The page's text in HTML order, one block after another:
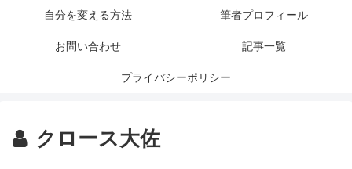
自分を変える方法 筆者プロフィール
お問い合わせ 記事一覧
プライバシーポリシー
クロース大佐